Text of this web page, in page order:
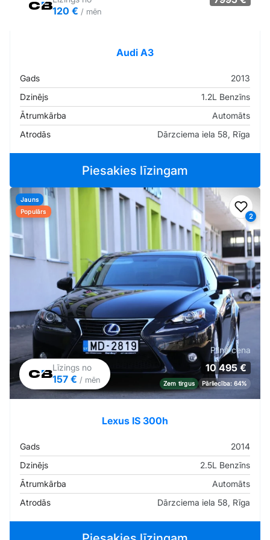
120 € / mēn
Audi A3
Gads
2013
Dzinējs
1.2L Benzīns
Ātrumkārba
Automāts
Atrodās
Dārzciema iela 58, Rīga
Piesakies līzingam
2
Jauns
Populārs
Līzings no
157 € / mēn
Pilna cena
10 495 €
Zem tirgus Pārliecība: 64%
Lexus IS 300h
Gads
2014
Dzinējs
2.5L Benzīns
Ātrumkārba
Automāts
Atrodās
Dārzciema iela 58, Rīga